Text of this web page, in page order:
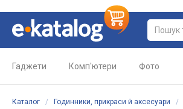
Гаджети Комп'ютери Фото
Каталог / Годинники, прикраси й аксесуари /